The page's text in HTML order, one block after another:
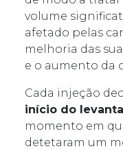
volume
afetado pelas
melhoria das
e o aumento da
Cada injeção
início do
momento em
detetaram um